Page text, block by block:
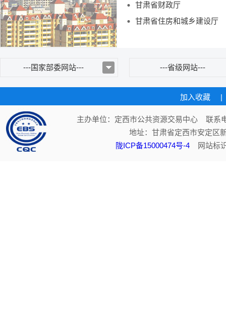
甘肃省财政厅
甘肃省住房和城乡建设厅
---国家部委网站--- ---省级网站---
加入收藏 |
主办单位：定西市公共资源交易中心 联系
地址：甘肃省定西市安定
陇ICP备15000474号-4 网站标